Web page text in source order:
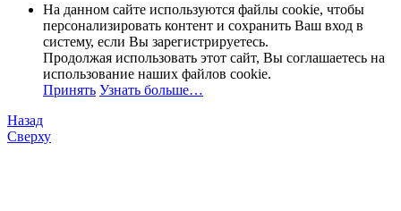
На данном сайте используются файлы cookie, чтобы
персонализировать контент и сохранить Ваш вход в
систему, если Вы зарегистрируетесь.
Продолжая использовать этот сайт, Вы соглашаетесь на
использование наших файлов cookie.
Принять Узнать больше…
Назад
Сверху